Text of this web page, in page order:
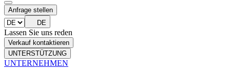
Anfrage stellen
DE
Lassen Sie uns reden
Verkauf kontaktieren
UNTERSTÜTZUNG
UNTERNEHMEN